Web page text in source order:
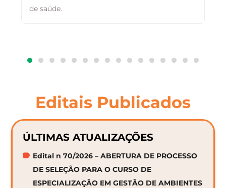
de saúde.
Editais Publicados
ÚLTIMAS ATUALIZAÇÕES
Edital n 70/2026 – ABERTURA DE PROCESSO
DE SELEÇÃO PARA O CURSO DE
ESPECIALIZAÇÃO EM GESTÃO DE AMBIENTES